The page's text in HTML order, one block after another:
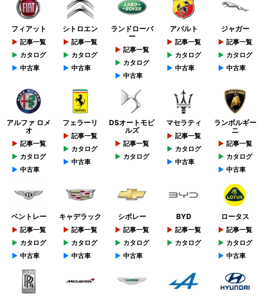
フィアット
記事一覧
カタログ
中古車
シトロエン
記事一覧
カタログ
中古車
ランドローバ
ー
記事一覧
カタログ
中古車
アバルト
記事一覧
カタログ
中古車
ジャガー
記事一覧
カタログ
中古車
アルファ ロメ
オ
記事一覧
カタログ
中古車
フェラーリ
記事一覧
カタログ
中古車
DSオートモビ
ルズ
記事一覧
カタログ
マセラティ
記事一覧
カタログ
中古車
ランボルギー
ニ
記事一覧
カタログ
中古車
ベントレー
記事一覧
カタログ
中古車
キャデラック
記事一覧
カタログ
中古車
シボレー
記事一覧
カタログ
中古車
BYD
記事一覧
カタログ
ロータス
記事一覧
カタログ
中古車